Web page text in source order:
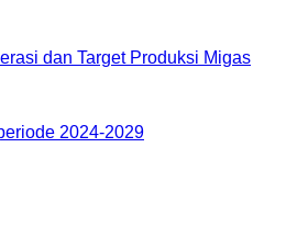
dan Target Produksi Migas
2024-2029